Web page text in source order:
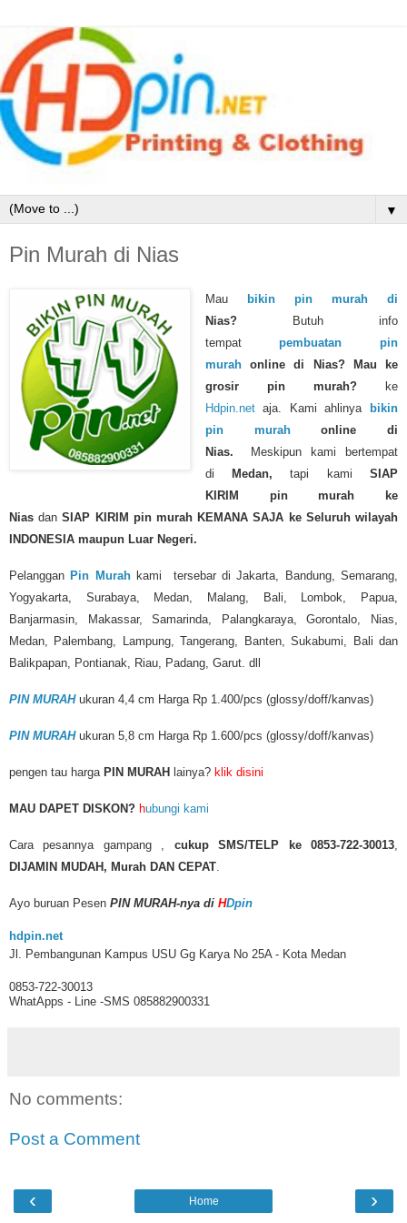
▼
Pin Murah di Nias
Mau
bikin pin murah di
Nias?
Butuh info
tempatpembuatan pin
murahonline di Nias?Mau ke
grosir pin murah?ke
Hdpin.net aja. Kami ahlinya
bikin
pin murahonline di
Nias.
Meskipun kami bertempat
di
Medan,tapi kamiSIAP
KIRIM
pin murah ke
NiasdanSIAP KIRIM pin murah KEMANA SAJA ke Seluruh wilayah
INDONESIA maupun Luar Negeri.
Pelanggan Pin Murah kami tersebar di Jakarta, Bandung, Semarang,
Yogyakarta, Surabaya, Medan, Malang, Bali, Lombok, Papua,
Banjarmasin, Makassar, Samarinda, Palangkaraya, Gorontalo, Nias,
Medan, Palembang, Lampung, Tangerang, Banten, Sukabumi, Bali dan
Balikpapan, Pontianak, Riau, Padang, Garut. dll
PIN MURAH ukuran 4,4 cm Harga Rp 1.400/pcs (glossy/doff/kanvas)
PIN MURAH ukuran 5,8 cm Harga Rp 1.600/pcs (glossy/doff/kanvas)
pengen tau harga PIN MURAH lainya? klik disini
MAU DAPET DISKON? hubungi kami
Cara pesannya gampang , cukup SMS/TELP ke 0853-722-30013,
DIJAMIN MUDAH, Murah DAN CEPAT.
Ayo buruan Pesen PIN MURAH-nya di HDpin
hdpin.net
Jl. Pembangunan Kampus USU Gg Karya No 25A - Kota Medan
0853-722-30013
WhatApps - Line -SMS 085882900331
No comments:
Post a Comment
‹ ›
Home